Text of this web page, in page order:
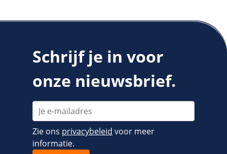
Schrijf je in voor
onze nieuwsbrief.
Zie ons privacybeleid voor meer
informatie.